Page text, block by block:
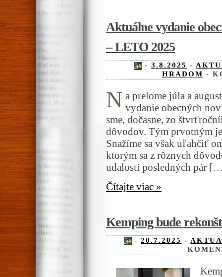
Aktuálne vydanie
– LETO 2025
- 3.8.2025 -
HRADOM -
N a prelome júla a
vydanie obecných
sme, dočasne, zo
dôvodov. Tým prvotným
Snažíme sa však uľahčiť
ktorým sa z rôznych
udalostí posledných pár
Čítajte viac »
Kemping bude
-20.7.2025 -